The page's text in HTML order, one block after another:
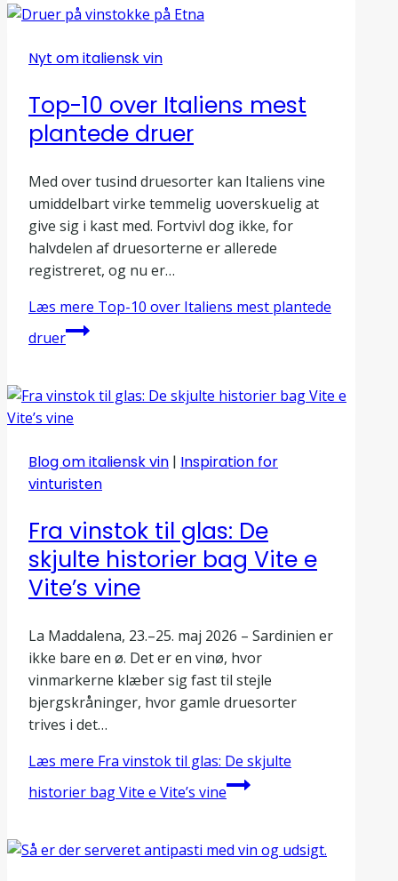
Nyt om italiensk vin
Top-10 over Italiens mest
plantede druer
Med over tusind druesorter kan Italiens vine
umiddelbart virke temmelig uoverskuelig at
give sig i kast med. Fortvivl dog ikke, for
halvdelen af druesorterne er allerede
registreret, og nu er…
Læs mere Top-10 over Italiens mest plantede
druer
Blog om italiensk vin | Inspiration for
vinturisten
Fra vinstok til glas: De
skjulte historier bag Vite e
Vite’s vine
La Maddalena, 23.–25. maj 2026 – Sardinien er
ikke bare en ø. Det er en vinø, hvor
vinmarkerne klæber sig fast til stejle
bjergskråninger, hvor gamle druesorter
trives i det…
Læs mere Fra vinstok til glas: De skjulte
historier bag Vite e Vite’s vine